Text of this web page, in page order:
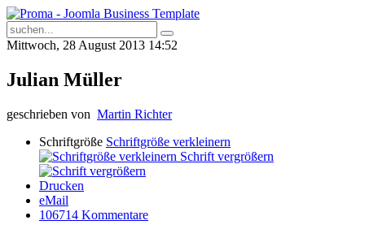
Mittwoch, 28 August 2013 14:52
Julian Müller
geschrieben von Martin Richter
Schriftgröße Schriftgröße verkleinern
Schrift vergrößern
Drucken
eMail
106714 Kommentare